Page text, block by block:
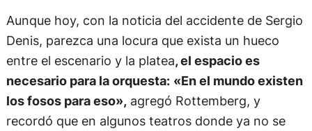
Aunque hoy, con la noticia del accidente de Sergio
Denis, parezca una locura que exista un hueco
entre el escenario y la platea, el espacio es
necesario para la orquesta: «En el mundo existen
los fosos para eso», agregó Rottemberg, y
recordó que en algunos teatros donde ya no se